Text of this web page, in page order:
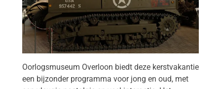
Oorlogsmuseum Overloon biedt deze kerstvakantie
een bijzonder programma voor jong en oud, met